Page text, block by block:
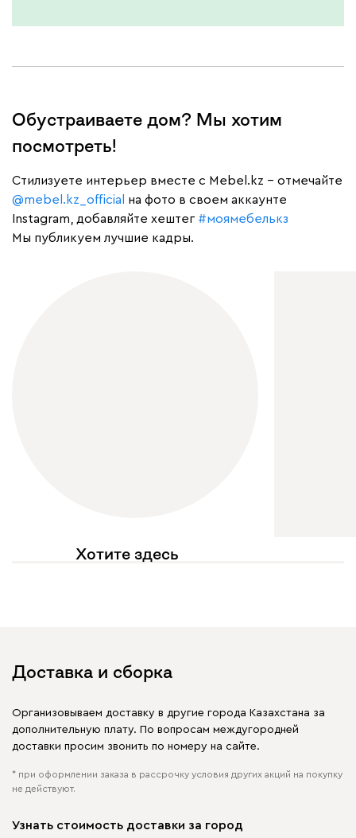
Графит Серый Терракота
Обустраиваете дом? Мы хотим
посмотреть!
Cтилизуете интерьер вместе с Mebel.kz – отмечайте
@mebel.kz_official
на фото в своем аккаунте
Instagram, добавляйте хештег #моямебелькз
Мы публикуем лучшие кадры.
Хотите здесь
Доставка и сборка
Организовываем доставку в другие города Казахстана за
дополнительную плату. По вопросам междугородней
доставки просим звонить по номеру на сайте.
* при оформлении заказа в рассрочку условия других акций на покупку
не действуют.
Узнать стоимость доставки за город